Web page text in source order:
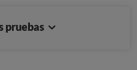
pruebas